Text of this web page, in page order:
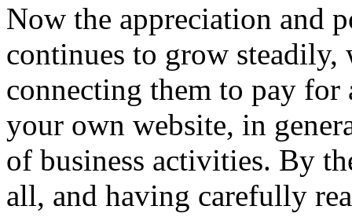
Now the appreciation and
continues to grow
connecting them to pay
your own website, in
of business activities. By
all, and having carefully